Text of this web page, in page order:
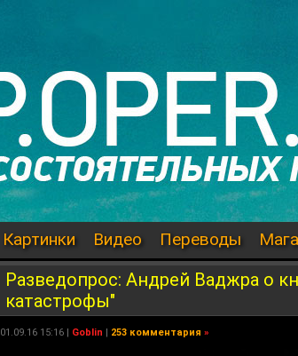
Картинки Видео Переводы
Разведопрос: Андрей Ваджра о
катастрофы"
01.09.16 15:16 | Goblin | 253 комментария »